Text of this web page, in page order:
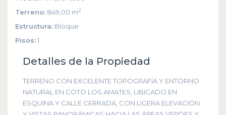
Terreno: 849,00 m2
Estructura: Bloque
Pisos:1
Detalles de la Propiedad
TERRENO CON EXCELENTE TOPOGRAFÍA Y ENTORNO
NATURAL EN COTO LOS AMATES, UBICADO EN
ESQUINA Y CALLE CERRADA, CON LIGERA ELEVACIÓN